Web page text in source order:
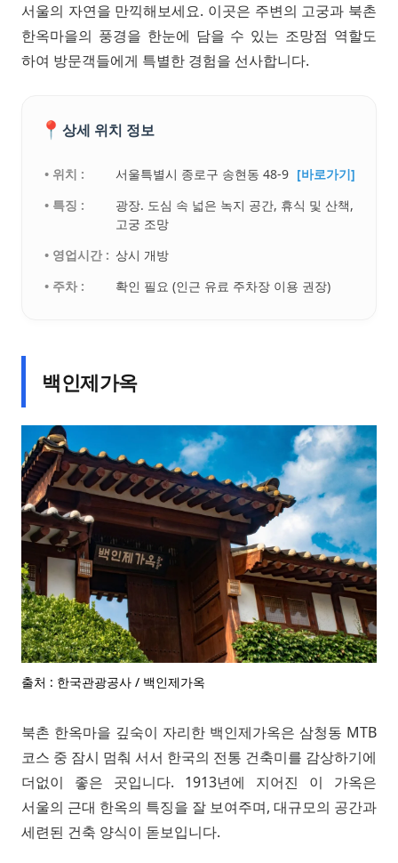
서울의 자연을 만끽해보세요. 이곳은 주변의 고궁과 북촌
한옥마을의 풍경을 한눈에 담을 수 있는 조망점 역할도
하여 방문객들에게 특별한 경험을 선사합니다.
📍 상세 위치 정보
• 위치 : 서울특별시 종로구 송현동 48-9 [바로가기]
• 특징 :
광장. 도심 속 넓은 녹지 공간, 휴식 및 산책,
고궁 조망
• 영업시간 : 상시 개방
• 주차 :
확인 필요 (인근 유료 주차장 이용 권장)
백인제가옥
출처 : 한국관광공사 / 백인제가옥
북촌 한옥마을 깊숙이 자리한 백인제가옥은 삼청동 MTB
코스 중 잠시 멈춰 서서 한국의 전통 건축미를 감상하기에
더없이 좋은 곳입니다. 1913년에 지어진 이 가옥은
서울의 근대 한옥의 특징을 잘 보여주며, 대규모의 공간과
세련된 건축 양식이 돋보입니다.